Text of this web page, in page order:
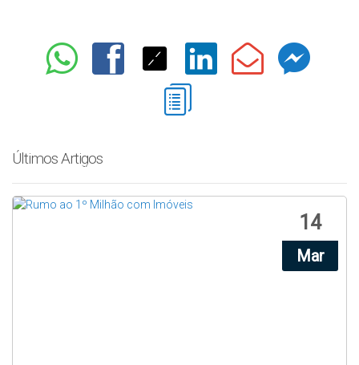
Últimos Artigos
Mostrando de 1 até 3, em um total de 38 artigos
14
Mar